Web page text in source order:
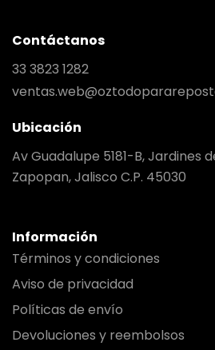
Contáctanos
33 3823 1282
Ubicación
Av Guadalupe 5181-B, Jardines
Zapopan, Jalisco C.P. 45030
Información
Términos y condiciones
Aviso de privacidad
Políticas de envío
Devoluciones y reembolsos